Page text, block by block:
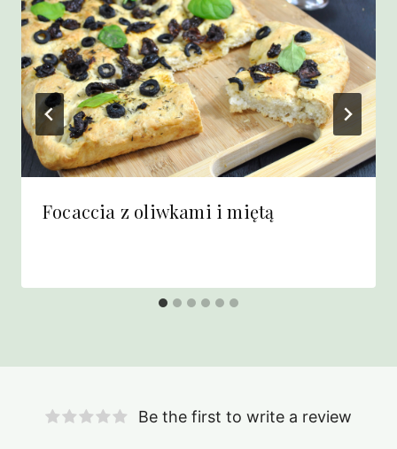
Focaccia z oliwkami i miętą
Be the first to write a review